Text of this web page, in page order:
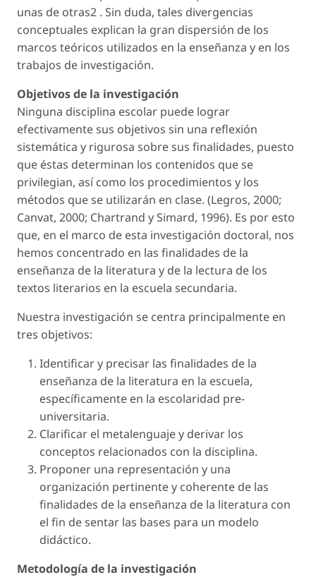
unas de otras2 . Sin duda, tales divergencias
conceptuales explican la gran dispersión de los
marcos teóricos utilizados en la enseñanza y en los
trabajos de investigación.
Objetivos de la investigación
Ninguna disciplina escolar puede lograr
efectivamente sus objetivos sin una reflexión
sistemática y rigurosa sobre sus finalidades, puesto
que éstas determinan los contenidos que se
privilegian, así como los procedimientos y los
métodos que se utilizarán en clase. (Legros, 2000;
Canvat, 2000; Chartrand y Simard, 1996). Es por esto
que, en el marco de esta investigación doctoral, nos
hemos concentrado en las finalidades de la
enseñanza de la literatura y de la lectura de los
textos literarios en la escuela secundaria.
Nuestra investigación se centra principalmente en
tres objetivos:
Identificar y precisar las finalidades de la
enseñanza de la literatura en la escuela,
específicamente en la escolaridad pre-
universitaria.
Clarificar el metalenguaje y derivar los
conceptos relacionados con la disciplina.
Proponer una representación y una
organización pertinente y coherente de las
finalidades de la enseñanza de la literatura con
el fin de sentar las bases para un modelo
didáctico.
Metodología de la investigación